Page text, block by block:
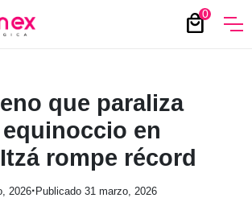
0
local_mall
que paraliza
en
rompe récord
2026·Publicado 31 marzo, 2026